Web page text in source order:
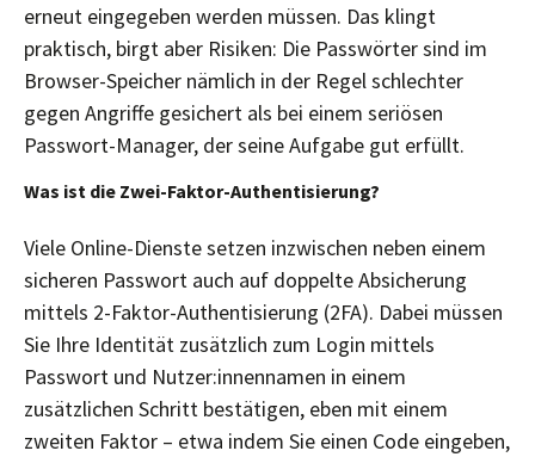
erneut eingegeben werden müssen. Das klingt
praktisch, birgt aber Risiken: Die Passwörter sind im
Browser-Speicher nämlich in der Regel schlechter
gegen Angriffe gesichert als bei einem seriösen
Passwort-Manager, der seine Aufgabe gut erfüllt.
Was ist die Zwei-Faktor-Authentisierung?
Viele Online-Dienste setzen inzwischen neben einem
sicheren Passwort auch auf doppelte Absicherung
mittels 2-Faktor-Authentisierung (2FA). Dabei müssen
Sie Ihre Identität zusätzlich zum Login mittels
Passwort und Nutzer:innennamen in einem
zusätzlichen Schritt bestätigen, eben mit einem
zweiten Faktor – etwa indem Sie einen Code eingeben,